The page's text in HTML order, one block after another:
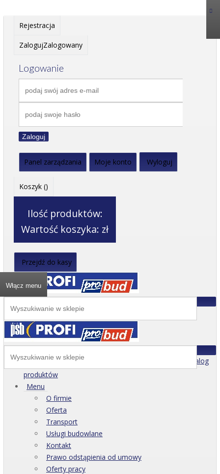
Rejestracja
ZalogujZalogowany
Logowanie
Zaloguj
Panel zarządzania Moje konto Wyloguj
Koszyk ()
Ilość produktów:
Wartość koszyka: zł
Przejdź do kasy
Włącz menu
Katalog
produktów
Menu
O firmie
Oferta
Transport
Usługi budowlane
Kontakt
Prawo odstąpienia od umowy
Oferty pracy